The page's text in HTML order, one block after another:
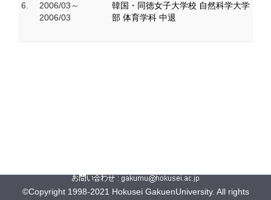
6.
2006/03～
2006/03
韓国・同徳女子大学校 自然科学大学
部 体育学科 中退
©Copyright 1998-2021 Hokusei GakuenUniversity. All rights